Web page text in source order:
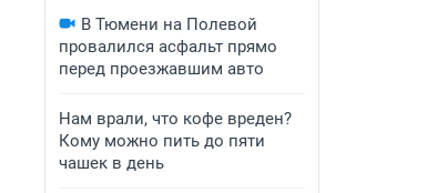
В Тюмени на Полевой
провалился асфальт прямо
перед проезжавшим авто
Нам врали, что кофе вреден?
Кому можно пить до пяти
чашек в день